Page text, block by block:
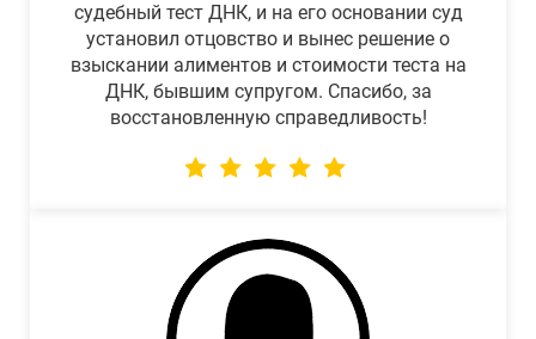
судебный тест ДНК, и на его основании суд
установил отцовство и вынес решение о
взыскании алиментов и стоимости теста на
ДНК, бывшим супругом. Спасибо, за
восстановленную справедливость!